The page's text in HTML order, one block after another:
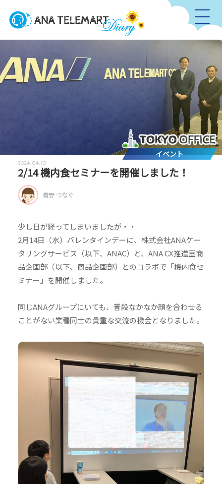
イベント
2024.04.10
2/14 機内食セミナーを開催しました！
青野 つなぐ
少し日が経ってしまいましたが・・
2月14日（水）バレンタインデーに、株式会社ANAケー
タリングサービス（以下、ANAC）と、ANA CX推進室商
品企画部（以下、商品企画部）とのコラボで「機内食セ
ミナー」を開催しました。
同じANAグループにいても、普段なかなか顔を合わせる
ことがない業種同士の貴重な交流の機会となりました。